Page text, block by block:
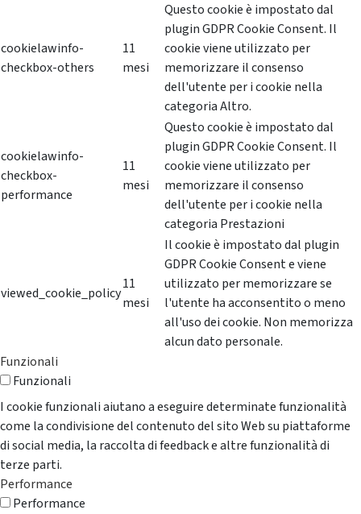
cookielawinfo-
checkbox-others
11
mesi
Questo cookie è impostato dal
plugin GDPR Cookie Consent. Il
cookie viene utilizzato per
memorizzare il consenso
dell'utente per i cookie nella
categoria Altro.
cookielawinfo-
checkbox-
performance
11
mesi
Questo cookie è impostato dal
plugin GDPR Cookie Consent. Il
cookie viene utilizzato per
memorizzare il consenso
dell'utente per i cookie nella
categoria Prestazioni
viewed_cookie_policy
11
mesi
Il cookie è impostato dal plugin
GDPR Cookie Consent e viene
utilizzato per memorizzare se
l'utente ha acconsentito o meno
all'uso dei cookie. Non memorizza
alcun dato personale.
Funzionali
Funzionali
I cookie funzionali aiutano a eseguire determinate funzionalità
come la condivisione del contenuto del sito Web su piattaforme
di social media, la raccolta di feedback e altre funzionalità di
terze parti.
Performance
Performance